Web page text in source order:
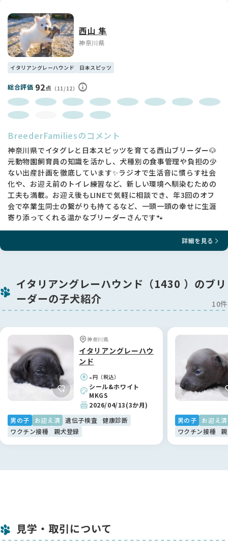
西山 隼
神奈川県
イタリアングレーハウンド 日本スピッツ
総合評価 92点 （11/12）
BreederFamiliesのコメント
神奈川県でイタグレと日本スピッツを育てる西山ブリーダー🐶
元動物園飼育員の知識を活かし、犬種別の食事管理や負担の少
ない出産計画を徹底しています✨ラジオで生活音に慣らす社会
化や、お迎え前のトイレ練習など、新しい環境へ馴染むための
工夫も満載。お迎え後もLINEで気軽に相談でき、年3回のオフ
会で卒業生同士の繋がりも持てるなど、一頭一頭の幸せに生涯
寄り添ってくれる温かなブリーダーさんです🐾
詳細を見る
イタリアングレーハウンド（1430 ）のブリ
ーダーの子犬紹介
10件
神奈川県
イタリアングレーハウ
ンド
-円（税込）
シール&ホワイト
MKGS
2026/04/13(3か月)
男の子
お迎え済 遺伝子検査
健康診断
ワクチン接種
親犬登録
男の子
お迎え済
ワクチン接種
見学・取引について